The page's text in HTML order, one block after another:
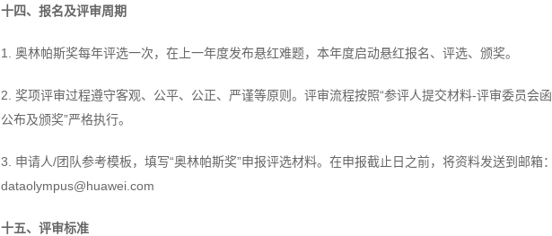
十四、报名及评审周期
1. 奥林帕斯奖每年评选一次，在上一年度发布悬红难题，本年度启动悬红报名、评选、颁奖。
2. 奖项评审过程遵守客观、公平、公正、严谨等原则。评审流程按照“参评人提交材料-评审委员会
公布及颁奖”严格执行。
3. 申请人/团队参考模板，填写“奥林帕斯奖”申报评选材料。在申报截止日之前，将资料发送到邮箱
dataolympus@huawei.com
十五、评审标准